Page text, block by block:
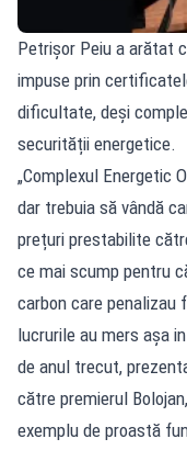
Petrișor Peiu a arătat
impuse prin
dificultate, deși
securității energetice.
„Complexul Energetic
dar trebuia să vândă
prețuri prestabilite
ce mai scump pentru
carbon care penalizau
lucrurile au mers așa
de anul trecut,
către premierul
exemplu de proastă